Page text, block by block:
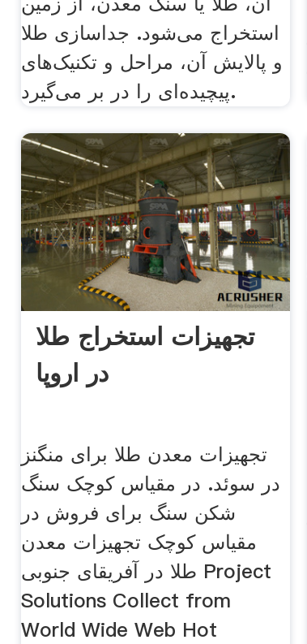
استخراج می‌شود. جداسازی طلا
و پالایش آن، مراحل و تکنیک‌های
پیچیده‌ای را در بر می‌گیرد.
تجهیزات استخراج طلا
در اروپا
تجهیزات معدن طلا برای منگنز
در سوئد. در مقیاس کوچک سنگ
شکن سنگ برای فروش در
مقیاس کوچک تجهیزات معدن
طلا در آفریقای جنوبی Project
Solutions Collect from
World Wide Web Hot